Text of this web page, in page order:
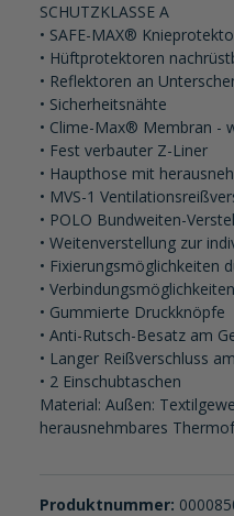
SCHUTZKLASSE A
• SAFE-MAX®
• Hüftprotektoren
• Reflektoren an
• Sicherheitsnähte
• Clime-Max® Membran -
• Fest verbauter Z-Liner
• Haupthose mit
• MVS-1
• POLO Bundweiten-
• Weitenverstellung zur
• Fixierungsmöglichkeiten
•
• Gummierte Druckknöpfe
• Anti-Rutsch-Besatz am
• Langer Reißverschluss
• 2 Einschubtaschen
Material: Außen:
herausnehmbares
Produktnummer: